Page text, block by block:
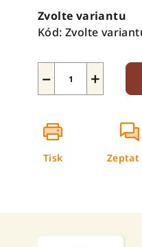
cena:
Zvolte variantu
Kód: Zvolte
+
−
Tisk Zeptat